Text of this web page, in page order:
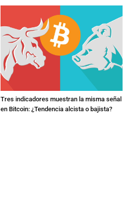
Tres indicadores muestran la misma señal
en Bitcoin: ¿Tendencia alcista o bajista?